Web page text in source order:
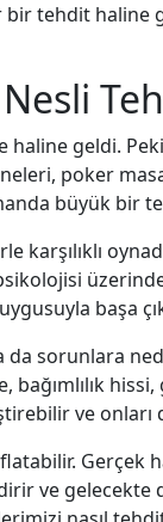
tehdit
geldi.
poker
büyük bir
başa
da sorunlara
hissi,
ve
Gerçek
ve gelecekte